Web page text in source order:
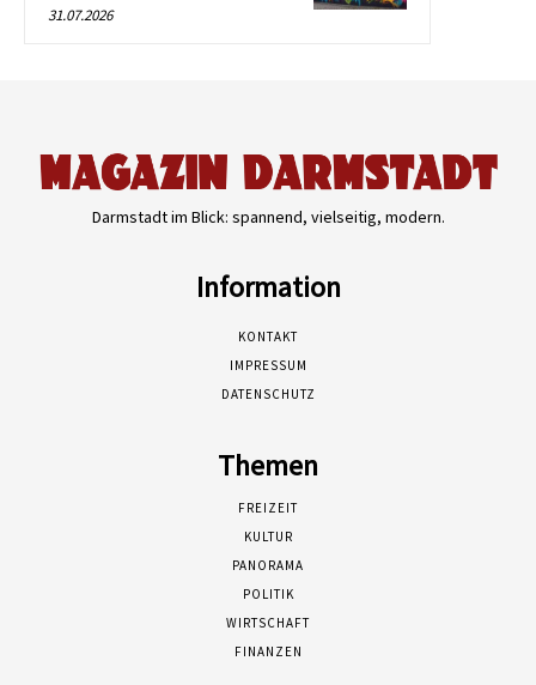
31.07.2026
Darmstadt im Blick: spannend, vielseitig, modern.
Information
KONTAKT
IMPRESSUM
DATENSCHUTZ
Themen
FREIZEIT
KULTUR
PANORAMA
POLITIK
WIRTSCHAFT
FINANZEN